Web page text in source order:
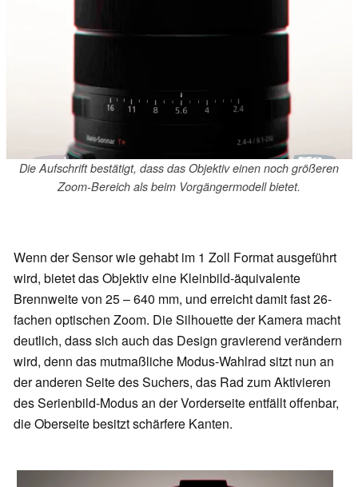
Die Aufschrift bestätigt, dass das Objektiv einen noch größeren
Zoom-Bereich als beim Vorgängermodell bietet.
Wenn der Sensor wie gehabt im 1 Zoll Format ausgeführt
wird, bietet das Objektiv eine Kleinbild-äquivalente
Brennweite von 25 – 640 mm, und erreicht damit fast 26-
fachen optischen Zoom. Die Silhouette der Kamera macht
deutlich, dass sich auch das Design gravierend verändern
wird, denn das mutmaßliche Modus-Wahlrad sitzt nun an
der anderen Seite des Suchers, das Rad zum Aktivieren
des Serienbild-Modus an der Vorderseite entfällt offenbar,
die Oberseite besitzt schärfere Kanten.